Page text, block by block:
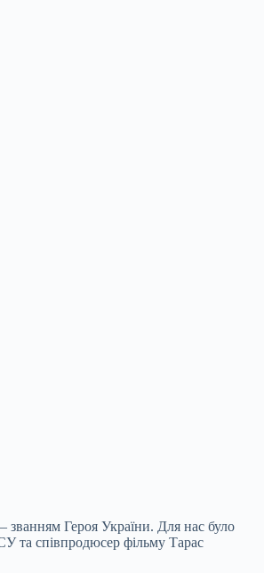
Героя України. Для нас було
та співпродюсер фільму Тарас